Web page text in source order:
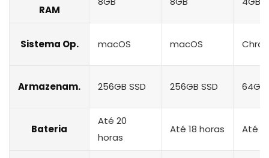
RAM
Sistema Op. macOS macOS
Armazenam. 256GB SSD 256GB SSD 64GB
Bateria
Até 20
horas
Até 18 horas Até